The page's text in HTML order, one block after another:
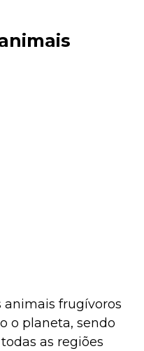
frugívoros
o planeta, sendo
as regiões